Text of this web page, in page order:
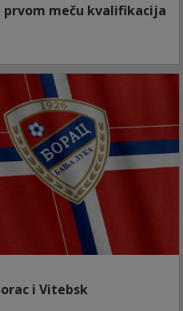
prvom meču kvalifikacija
i Vitebsk